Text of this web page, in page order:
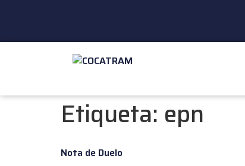
Etiqueta: epn
Nota de Duelo